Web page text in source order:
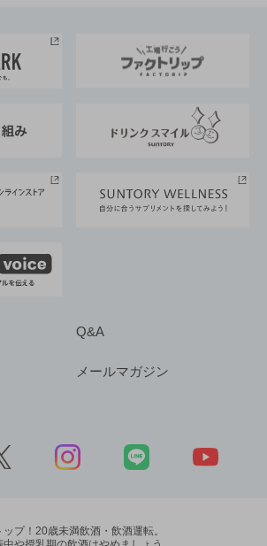
バーズ大阪
えるサステナビリティ経営
Q&A
メールマガジン
ップ！20歳未満飲酒・飲酒運転。